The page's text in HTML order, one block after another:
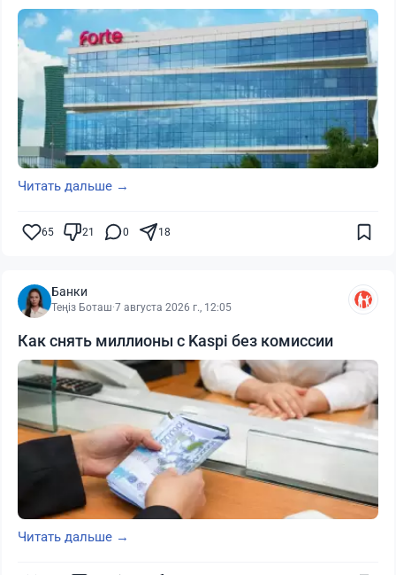
Читать дальше →
65 21 0 18
Банки
Теңіз Боташ·7 августа 2026 г., 12:05
Как снять миллионы с Kaspi без комиссии
Читать дальше →